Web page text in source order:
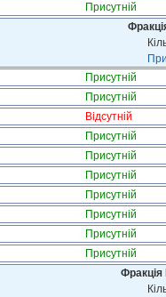
Присутній
Присутній
Присутній
Відсутній
Присутній
Присутній
Присутній
Присутній
Присутній
Присутній
Присутній